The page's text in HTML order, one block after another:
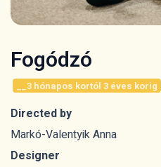
Fogódzó
__3 hónapos kortól 3 éves korig
Directed by
Markó-Valentyik Anna
Designer